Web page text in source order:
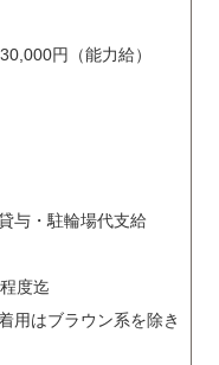
円（能力給）
与・駐輪場代支給
度迄
用はブラウン系を除き